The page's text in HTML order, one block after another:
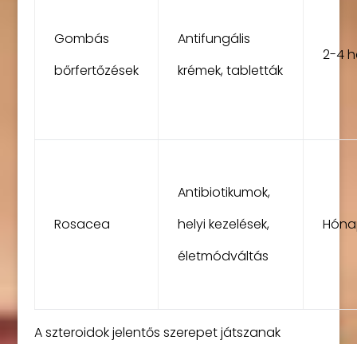
Gombás
bőrfertőzések
Antifungális
krémek, tabletták
2-4
Rosacea
Antibiotikumok,
helyi kezelések,
életmódváltás
A szteroidok jelentős szerepet játszanak